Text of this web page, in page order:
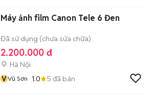
Máy ảnh film Canon Tele 6 Đen
Đã sử dụng (chưa sửa chữa)
2.200.000 đ
Hà Nội
VVũ Sơn 1.0 5 đã bán